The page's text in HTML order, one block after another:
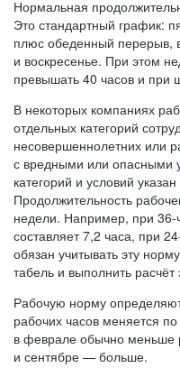
Нормальная
Это стандартный график:
плюс обеденный перерыв,
и воскресенье. При этом
превышать 40 часов и при
В некоторых компаниях
отдельных категорий
несовершеннолетних или
с вредными или опасными
категорий и условий указан
Продолжительность
недели. Например, при 36-
составляет 7,2 часа, при
обязан учитывать эту
табель и выполнить расчёт
Рабочую норму
рабочих часов меняется
в феврале обычно меньше
и сентябре — больше.